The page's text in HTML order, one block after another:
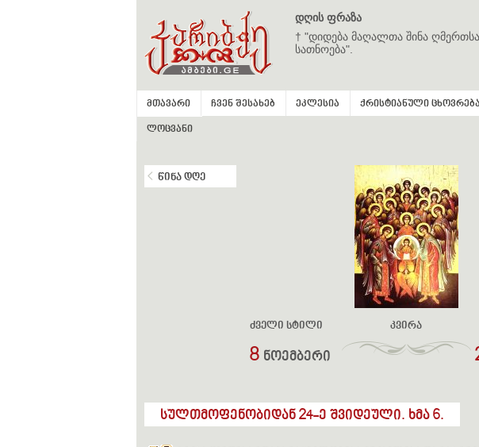
დღის ფრაზა
† "დიდება მაღალთა შინა
სათნოება".
მთავარი ჩვენ შესახებ ეკლესია ქრისტიანული ცხოვრება
ლოცვანი
წინა დღე
ძველი სტილი
8 ნოემბერი
კვირა
სულთმოფენობიდან 24-ე შვიდეული. ხმა 6.